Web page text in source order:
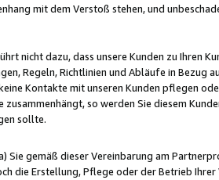
mit dem Verstoß stehen, und
nicht dazu, dass unsere Kunden zu Ihren
Regeln, Richtlinien und Abläufe in
Kontakte mit unseren Kunden pflegen
so werden Sie diesem
sollte.
Sie gemäß dieser Vereinbarung am
die Erstellung, Pflege oder der Betrieb